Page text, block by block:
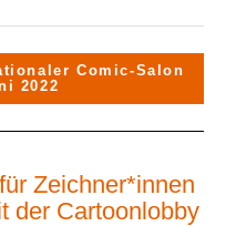
Comic-Salon
2022
Zeichner*innen
der Cartoonlobby